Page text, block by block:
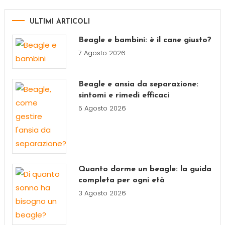
ULTIMI ARTICOLI
Beagle e bambini: è il cane giusto?
7 Agosto 2026
Beagle e ansia da separazione:
sintomi e rimedi efficaci
5 Agosto 2026
Quanto dorme un beagle: la guida
completa per ogni età
3 Agosto 2026